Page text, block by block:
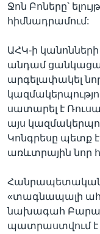
Ջոն Բոները՝
հիմնադրամում:
ԱՀԿ-ի
անդամ
արգելափակել
սատարել է
այս
Կոնգրեսը պետք
առևտրային նոր
Հանրապետական
«տագնապալի
նախագահ
պատրաստվում է